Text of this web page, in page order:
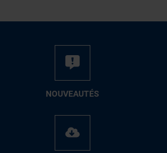
NOUVEAUTÉS